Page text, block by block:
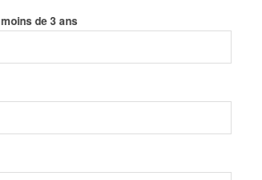
de 3 ans